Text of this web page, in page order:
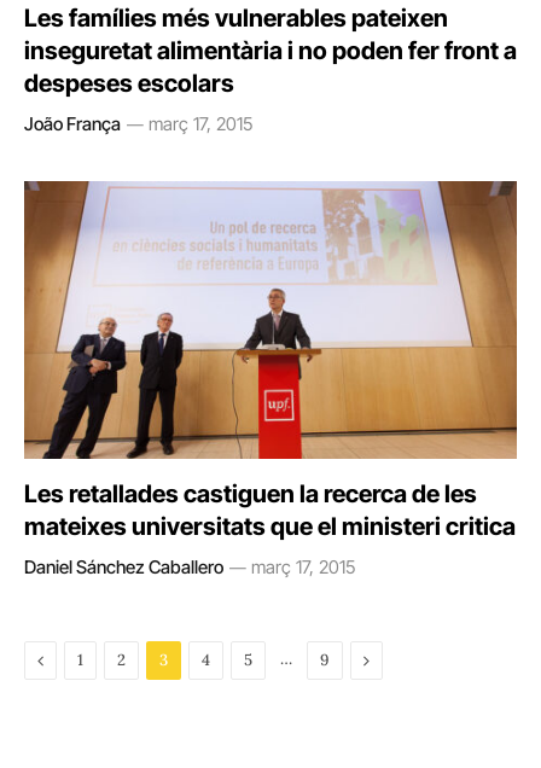
Les famílies més vulnerables pateixen
inseguretat alimentària i no poden fer front a
despeses escolars
João França març 17, 2015
Les retallades castiguen la recerca de les
mateixes universitats que el ministeri critica
Daniel Sánchez Caballero març 17, 2015
Previous
1 2 3 4 5 … 9 Next